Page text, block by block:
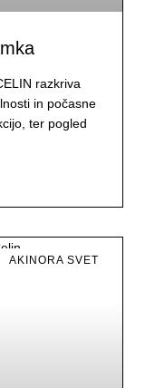
razkriva
in počasne
ter pogled
AKINORA SVET